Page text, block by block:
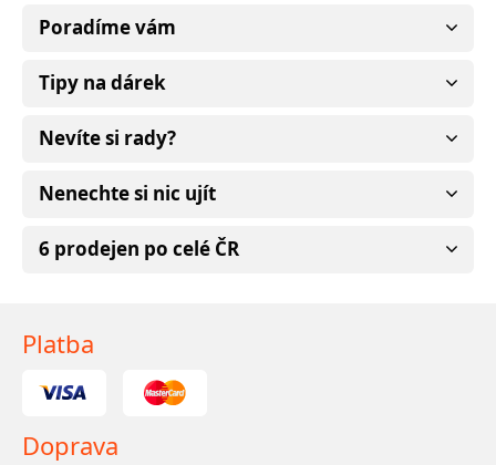
Poradíme vám
Tipy na dárek
Nevíte si rady?
Nenechte si nic ujít
6 prodejen po celé ČR
Platba
Doprava